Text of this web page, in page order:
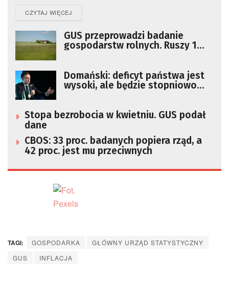
CZYTAJ WIĘCEJ
GUS przeprowadzi badanie
gospodarstw rolnych. Ruszy 1
Domański: deficyt państwa jest
wysoki, ale będzie stopniowo
Stopa bezrobocia w kwietniu. GUS podał
dane
CBOS: 33 proc. badanych popiera rząd, a
42 proc. jest mu przeciwnych
TAGI: GOSPODARKA
GŁÓWNY URZĄD STATYSTYCZNY
GUS
INFLACJA